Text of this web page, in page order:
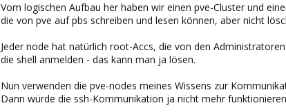
Vom logischen Aufbau her haben wir einen pve-Cluster und
die von pve auf pbs schreiben und lesen können, aber nicht
Jeder node hat natürlich root-Accs, die von den
die shell anmelden - das kann man ja lösen.
Nun verwenden die pve-nodes meines Wissens zur
Dann würde die ssh-Kommunikation ja nicht mehr